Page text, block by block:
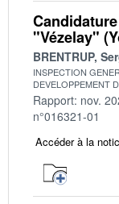
"Vézelay"
BRENTRUP,
INSPECTION
DEVELOPPEMENT
Rapport: nov.
n°016321-01
Accéder à la